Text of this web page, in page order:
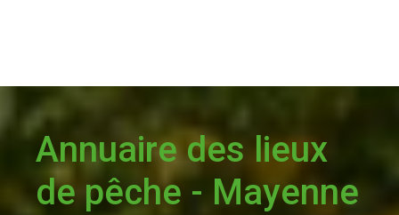
Annuaire des lieux
de pêche - Mayenne